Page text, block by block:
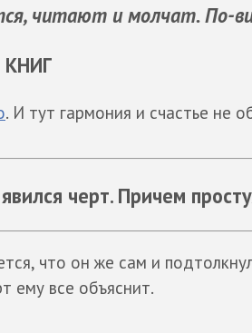
читают и молчат. По-
. И тут гармония и счастье не
черт. Причем
что он же сам и
ему все объяснит.